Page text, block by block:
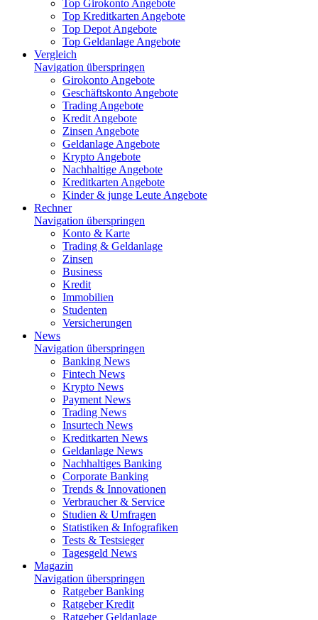
Top Girokonto Angebote
Top Kreditkarten Angebote
Top Depot Angebote
Top Geldanlage Angebote
Vergleich
Navigation überspringen
Girokonto Angebote
Geschäftskonto Angebote
Trading Angebote
Kredit Angebote
Zinsen Angebote
Geldanlage Angebote
Krypto Angebote
Nachhaltige Angebote
Kreditkarten Angebote
Kinder & junge Leute Angebote
Rechner
Navigation überspringen
Konto & Karte
Trading & Geldanlage
Zinsen
Business
Kredit
Immobilien
Studenten
Versicherungen
News
Navigation überspringen
Banking News
Fintech News
Krypto News
Payment News
Trading News
Insurtech News
Kreditkarten News
Geldanlage News
Nachhaltiges Banking
Corporate Banking
Trends & Innovationen
Verbraucher & Service
Studien & Umfragen
Statistiken & Infografiken
Tests & Testsieger
Tagesgeld News
Magazin
Navigation überspringen
Ratgeber Banking
Ratgeber Kredit
Ratgeber Geldanlage